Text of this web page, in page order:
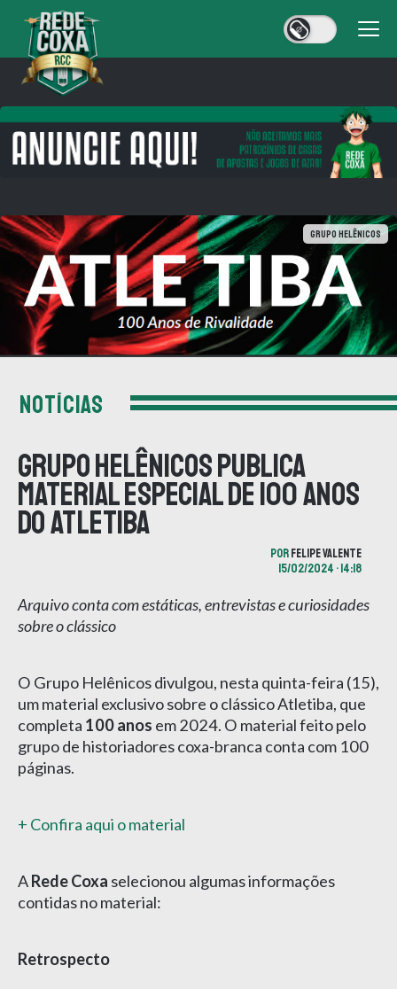
Grupo Helênicos
NOTÍCIAS
Grupo Helênicos publica
material especial de 100 anos
do Atletiba
PORFELIPE VALENTE
15/02/2024 • 14:18
Arquivo conta com estáticas, entrevistas e curiosidades
sobre o clássico
O Grupo Helênicos divulgou, nesta quinta-feira (15),
um material exclusivo sobre o clássico Atletiba, que
completa 100 anos em 2024. O material feito pelo
grupo de historiadores coxa-branca conta com 100
páginas.
+ Confira aqui o material
ARede Coxa selecionou algumas informações
contidas no material:
Retrospecto